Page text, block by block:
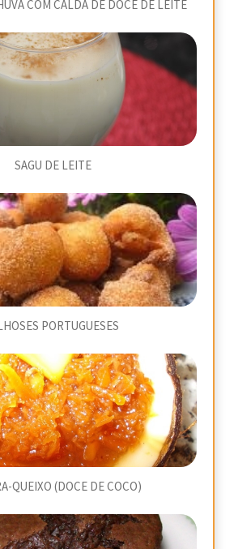
COM CALDA DE DOCE DE LEITE
SAGU DE LEITE
PORTUGUESES
QUEIXO (DOCE DE COCO)